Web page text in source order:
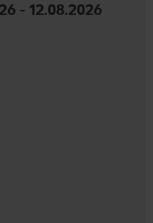
- 12.08.2026